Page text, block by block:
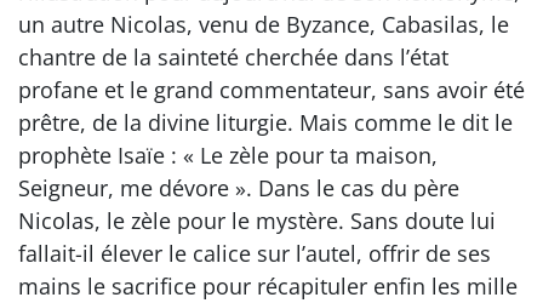
un autre Nicolas, venu de Byzance, Cabasilas, le
chantre de la sainteté cherchée dans l’état
profane et le grand commentateur, sans avoir été
prêtre, de la divine liturgie. Mais comme le dit le
prophète Isaïe : « Le zèle pour ta maison,
Seigneur, me dévore ». Dans le cas du père
Nicolas, le zèle pour le mystère. Sans doute lui
fallait-il élever le calice sur l’autel, offrir de ses
mains le sacrifice pour récapituler enfin les mille